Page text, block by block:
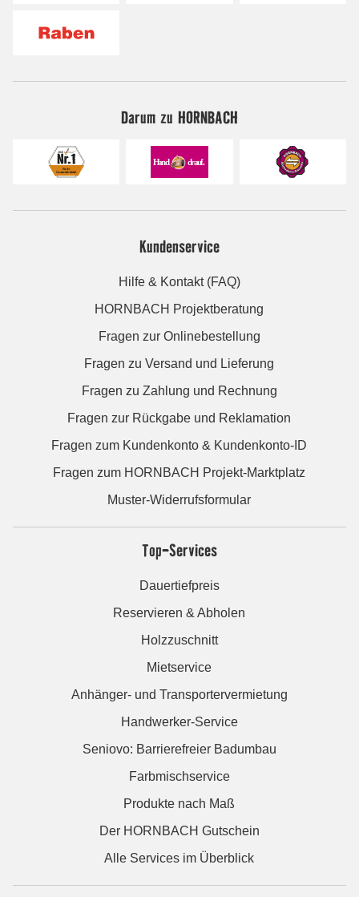
Darum zu HORNBACH
Kundenservice
Hilfe & Kontakt (FAQ)
HORNBACH Projektberatung
Fragen zur Onlinebestellung
Fragen zu Versand und Lieferung
Fragen zu Zahlung und Rechnung
Fragen zur Rückgabe und Reklamation
Fragen zum Kundenkonto & Kundenkonto-ID
Fragen zum HORNBACH Projekt-Marktplatz
Muster-Widerrufsformular
Top-Services
Dauertiefpreis
Reservieren & Abholen
Holzzuschnitt
Mietservice
Anhänger- und Transportervermietung
Handwerker-Service
Seniovo: Barrierefreier Badumbau
Farbmischservice
Produkte nach Maß
Der HORNBACH Gutschein
Alle Services im Überblick